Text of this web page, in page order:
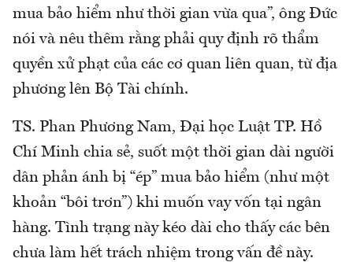
mua bảo hiểm như thời gian vừa qua”, ông Đức
nói và nêu thêm rằng phải quy định rõ thẩm
quyền xử phạt của các cơ quan liên quan, từ địa
phương lên Bộ Tài chính.
TS. Phan Phương Nam, Đại học Luật TP. Hồ
Chí Minh chia sẻ, suốt một thời gian dài người
dân phản ánh bị “ép” mua bảo hiểm (như một
khoản “bôi trơn”) khi muốn vay vốn tại ngân
hàng. Tình trạng này kéo dài cho thấy các bên
chưa làm hết trách nhiệm trong vấn đề này.